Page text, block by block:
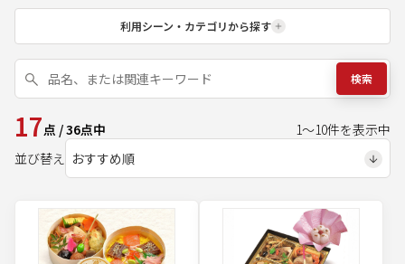
利用シーン・カテゴリから探す
検索
17点 /36点中 1～10件を表示中
並び替え